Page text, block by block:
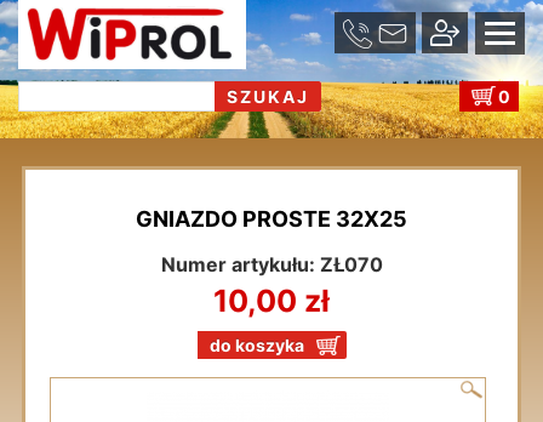
0
GNIAZDO PROSTE 32X25
Numer artykułu: ZŁ070
10,00 zł
do koszyka